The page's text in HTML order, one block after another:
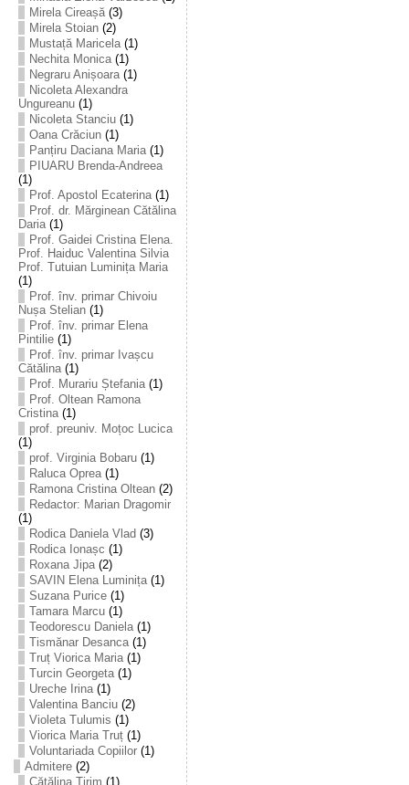
Mirela Cireașă(3)
Mirela Stoian(2)
Mustață Maricela(1)
Nechita Monica(1)
Negraru Anișoara(1)
Nicoleta Alexandra
Ungureanu(1)
Nicoleta Stanciu(1)
Oana Crăciun(1)
Panțiru Daciana Maria(1)
PIUARU Brenda-Andreea
(1)
Prof. Apostol Ecaterina(1)
Prof. dr. Mărginean Cătălina
Daria(1)
Prof. Gaidei Cristina Elena.
Prof. Haiduc Valentina Silvia
Prof. Tutuian Luminița Maria
(1)
Prof. înv. primar Chivoiu
Nușa Stelian(1)
Prof. înv. primar Elena
Pintilie(1)
Prof. înv. primar Ivașcu
Cătălina(1)
Prof. Murariu Ștefania(1)
Prof. Oltean Ramona
Cristina(1)
prof. preuniv. Moțoc Lucica
(1)
prof. Virginia Bobaru(1)
Raluca Oprea(1)
Ramona Cristina Oltean(2)
Redactor: Marian Dragomir
(1)
Rodica Daniela Vlad (3)
Rodica Ionașc (1)
Roxana Jipa(2)
SAVIN Elena Luminița(1)
Suzana Purice(1)
Tamara Marcu(1)
Teodorescu Daniela(1)
Tismănar Desanca(1)
Truț Viorica Maria(1)
Turcin Georgeta(1)
Ureche Irina(1)
Valentina Banciu(2)
Violeta Tulumis (1)
Viorica Maria Truț(1)
Voluntariada Copiilor(1)
Admitere(2)
Cătălina Tirim (1)